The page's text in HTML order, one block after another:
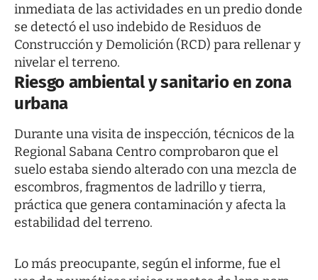
inmediata de las actividades en un predio donde
se detectó el uso indebido de Residuos de
Construcción y Demolición (RCD) para rellenar y
nivelar el terreno.
Riesgo ambiental y sanitario en zona
urbana
Durante una visita de inspección, técnicos de la
Regional Sabana Centro comprobaron que el
suelo estaba siendo alterado con una mezcla de
escombros, fragmentos de ladrillo y tierra,
práctica que genera contaminación y afecta la
estabilidad del terreno.
Lo más preocupante, según el informe, fue el